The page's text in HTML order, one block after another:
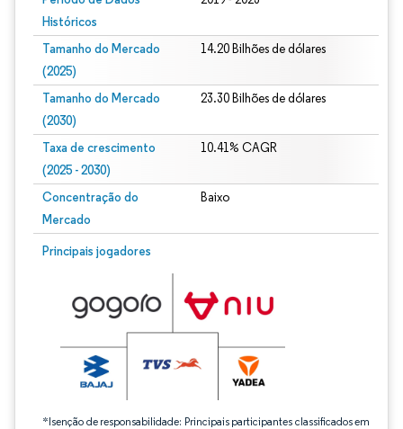
Históricos
Tamanho do Mercado
(2025)
14.20 Bilhões de dólares
Tamanho do Mercado
(2030)
23.30 Bilhões de dólares
Taxa de crescimento
(2025 - 2030)
10.41% CAGR
Concentração do
Mercado
Baixo
Principais jogadores
*Isenção de responsabilidade: Principais participantes classificados em
Imagem © Mordor Intelligence. O reuso requer atribuição conforme CC BY 4.0.